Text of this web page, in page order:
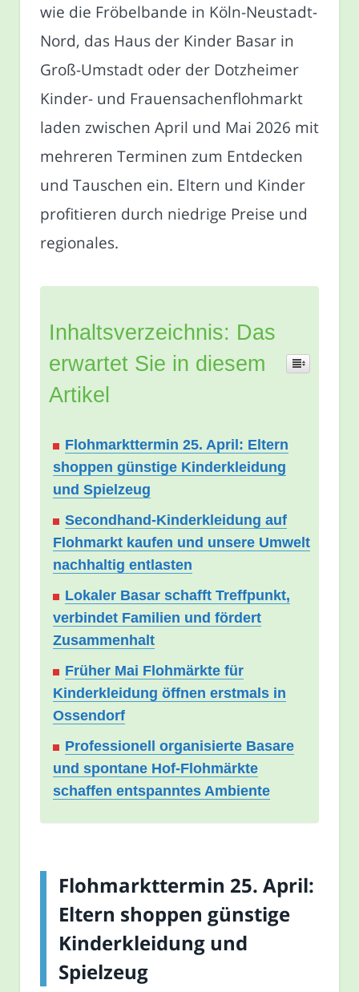
wie die Fröbelbande in Köln-Neustadt-
Nord, das Haus der Kinder Basar in
Groß-Umstadt oder der Dotzheimer
Kinder- und Frauensachenflohmarkt
laden zwischen April und Mai 2026 mit
mehreren Terminen zum Entdecken
und Tauschen ein. Eltern und Kinder
profitieren durch niedrige Preise und
regionales.
Inhaltsverzeichnis: Das
erwartet Sie in diesem
Artikel
Flohmarkttermin 25. April: Eltern
shoppen günstige Kinderkleidung
und Spielzeug
Secondhand-Kinderkleidung auf
Flohmarkt kaufen und unsere Umwelt
nachhaltig entlasten
Lokaler Basar schafft Treffpunkt,
verbindet Familien und fördert
Zusammenhalt
Früher Mai Flohmärkte für
Kinderkleidung öffnen erstmals in
Ossendorf
Professionell organisierte Basare
und spontane Hof-Flohmärkte
schaffen entspanntes Ambiente
Flohmarkttermin 25. April:
Eltern shoppen günstige
Kinderkleidung und
Spielzeug